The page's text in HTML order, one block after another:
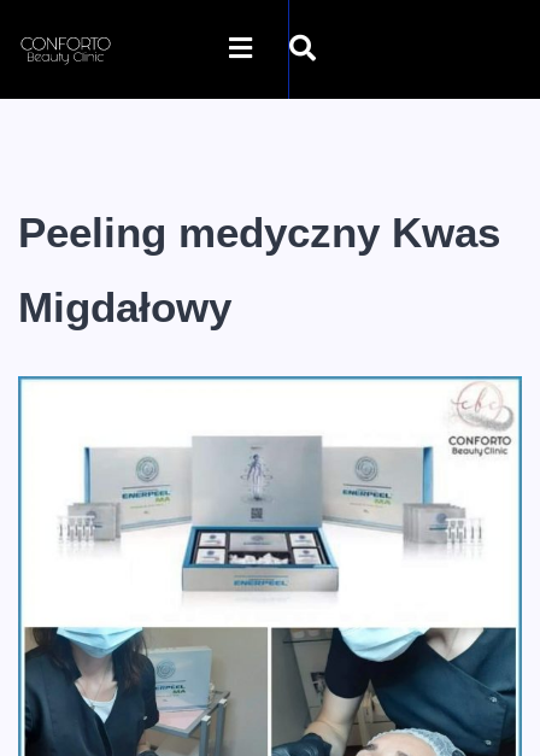
OFERTA
SKLEP INTERNETOWY
Peeling medyczny Kwas
Migdałowy